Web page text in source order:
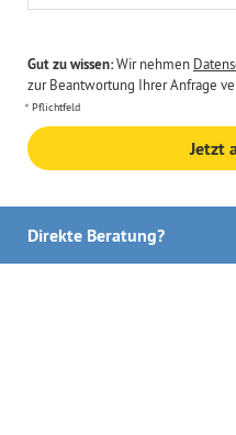
Gut zu wissen:Wir nehmen
zur Beantwortung Ihrer Anfrage
Pflichtfeld
Jetzt
Direkte Beratung?